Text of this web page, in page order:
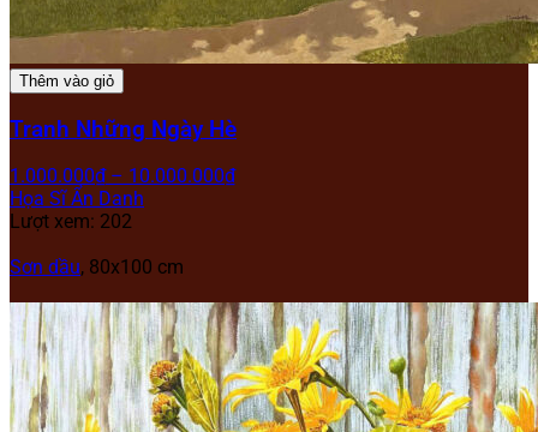
Thêm vào giỏ
Tranh Những Ngày Hè
1.000.000₫ – 10.000.000₫
Họa Sĩ Ẩn Danh
Lượt xem: 202
Sơn dầu, 80x100 cm